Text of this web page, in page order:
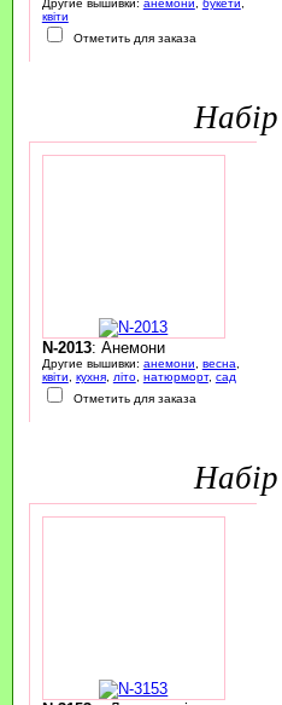
квіти
Отметить для заказа
N-2013: Анемони
Другие вышивки: анемони, весна,
квіти, кухня, літо, натюрморт, сад
Отметить для заказа